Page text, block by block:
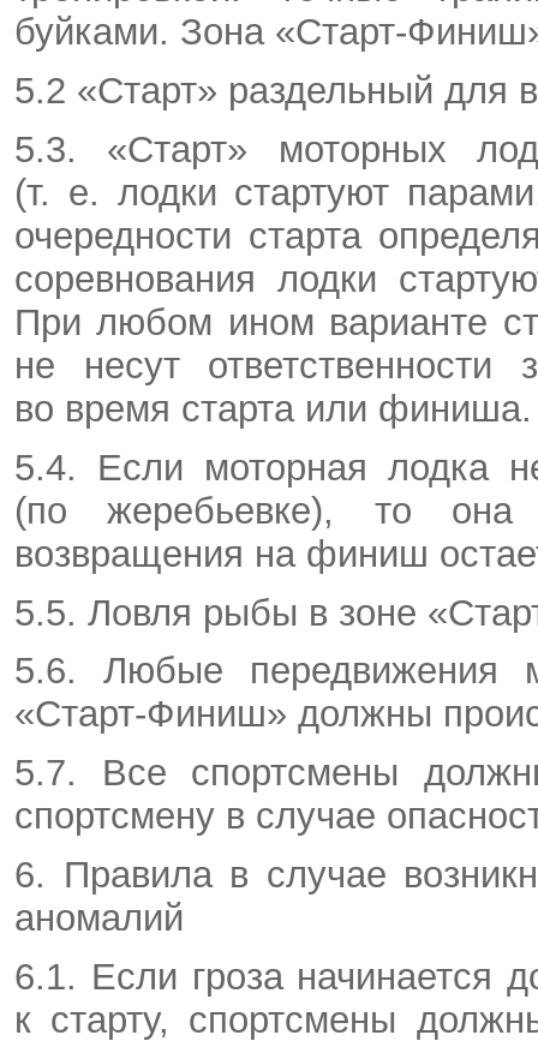
буйками. Зона «Старт-
5.2 «Старт» раздельный для
5.3. «Старт» моторных
(т. е. лодки стартуют
очередности старта
соревнования лодки
При любом ином варианте
не несут
во время старта или финиша.
5.4. Если моторная лодка
(по жеребьевке), то она
возвращения на финиш
5.5. Ловля рыбы в зоне
5.6. Любые передвижения
«Старт-Финиш» должны
5.7. Все спортсмены
спортсмену в случае
6. Правила в случае
аномалий
6.1. Если гроза начинается
к старту, спортсмены